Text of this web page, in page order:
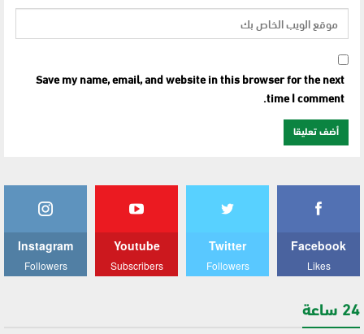
Save my name, email, and website in this browser for the next
time I comment.
Facebook
Likes
Twitter
Followers
Youtube
Subscribers
Instagram
Followers
24 ساعة